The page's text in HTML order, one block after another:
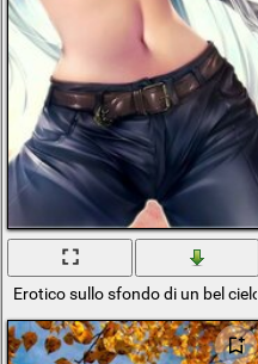
Erotico sullo sfondo di un bel cielo